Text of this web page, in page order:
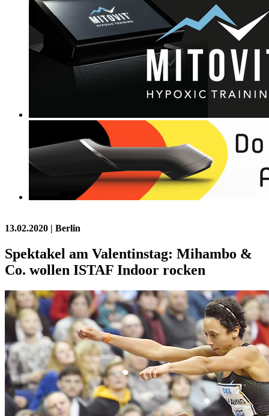
13.02.2020 | Berlin
Spektakel am Valentinstag: Mihambo &
Co. wollen ISTAF Indoor rocken